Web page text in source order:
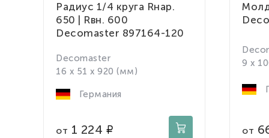
Радиус 1/4 круга Rнар.
650 | Rвн. 600
Decomaster 897164-120
Decomaster
16 x 51 x 920 (мм)
Германия
от 1 224
9 x
от